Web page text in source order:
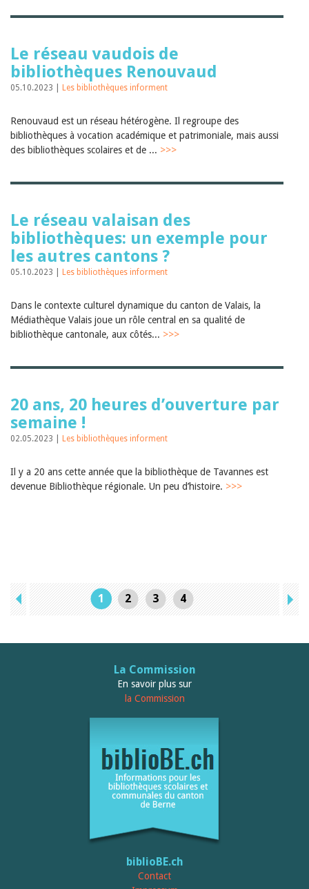
Le réseau vaudois de
bibliothèques Renouvaud
05.10.2023 | Les bibliothèques informent
Renouvaud est un réseau hétérogène. Il regroupe des
bibliothèques à vocation académique et patrimoniale, mais aussi
des bibliothèques scolaires et de ... >>>
Le réseau valaisan des
bibliothèques: un exemple pour
les autres cantons ?
05.10.2023 | Les bibliothèques informent
Dans le contexte culturel dynamique du canton de Valais, la
Médiathèque Valais joue un rôle central en sa qualité de
bibliothèque cantonale, aux côtés... >>>
20 ans, 20 heures d’ouverture par
semaine !
02.05.2023 | Les bibliothèques informent
Il y a 20 ans cette année que la bibliothèque de Tavannes est
devenue Bibliothèque régionale. Un peu d’histoire. >>>
1 2 3 4
La Commission
En savoir plus sur
la Commission
biblioBE.ch
Contact